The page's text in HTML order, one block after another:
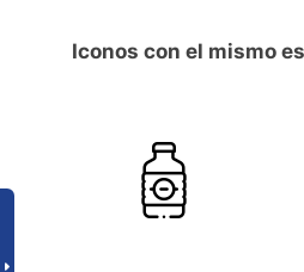
Iconos con el mismo